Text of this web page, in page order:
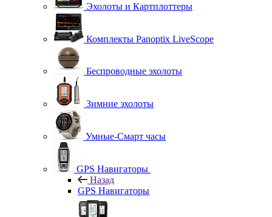
Эхолоты и Картплоттеры
Комплекты Panoptix LiveScope
Беспроводные эхолоты
Зимние эхолоты
Умные-Смарт часы
GPS Навигаторы
Назад
GPS Навигаторы